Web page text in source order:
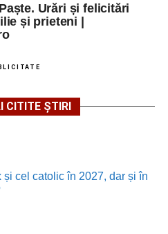
Urări și felicitări
și prieteni |
CITITE ȘTIRI
cel catolic în 2027, dar și în